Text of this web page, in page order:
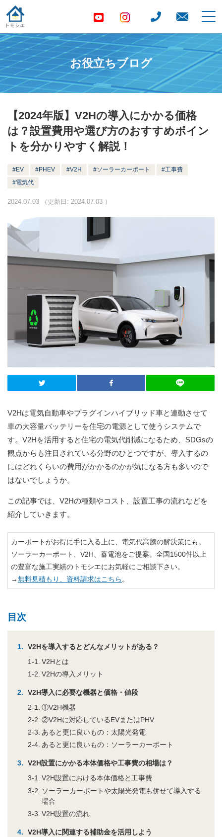
お役立ちブログ
【2024年版】V2Hの導入にかかる価格
は？設置費用や選び方のおすすめポイン
トを分かりやすく解説！
EV PHEV V2H ソーラーカーポート
工事費
電気代
2024.07.03 （更新日: 2024.07.03 ）
V2Hは電気自動車やプラグインハイブリッド車と連動させて
車の大容量バッテリーを住宅の電源として使うシステムで
す。V2Hを活用すると住宅の電気代削減になるため、SDGsの
観点からも注目されている分野のひとつですが、導入するの
にはどれくらいの費用がかかるのかが気になる方も多いので
はないでしょうか。
この記事では、V2Hの種類やコスト、設置工事の流れなどを
紹介していきます。
カーポートがお得に手に入る上に、電気代高騰の解決策にも。
ソーラーカーポート、V2H、蓄電池をご提案。全国1500件以上
の豊富な施工実績のトモシエにお気軽にご相談下さい。
→無料見積もり、資料請求はこちら 。
目次
V2Hを導入するとどんなメリットがある？
V2Hとは
V2Hの導入メリット
V2H導入に必要な機器と価格・値段
①V2H機器
②V2Hに対応しているEVまたはPHV
あると更に良いもの：太陽光発電
あると更に良いもの：ソーラーカーポート
V2H設置にかかる本体価格や工事費の相場は？
V2H設置における本体価格と工事費
ソーラーカーポートや太陽光発電も併せて導入する
場合
V2H設置の流れ
V2H導入に関連する補助金を活用しよう